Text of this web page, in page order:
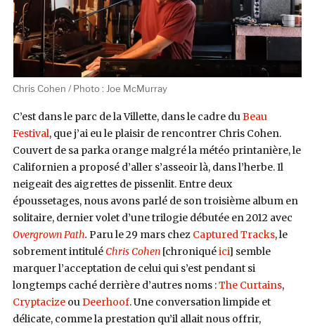
Chris Cohen / Photo : Joe McMurray
C’est dans le parc de la Villette, dans le cadre duBeau
Festival, que j’ai eu le plaisir de rencontrer Chris Cohen.
Couvert de sa parka orange malgré la météo printanière, le
Californien a proposé d’aller s’asseoir là, dans l’herbe. Il
neigeait des aigrettes de pissenlit. Entre deux
époussetages, nous avons parlé de son troisième album en
solitaire, dernier volet d’une trilogie débutée en 2012 avec
Overgrown Path. Paru le 29 mars chez Captured Tracks, le
sobrement intituléChris Cohen[chroniquéici] semble
marquer l’acceptation de celui qui s’est pendant si
longtemps caché derrière d’autres noms :The Curtains,
CryptacizeouDeerhoof. Une conversation limpide et
délicate, comme la prestation qu’il allait nous offrir,